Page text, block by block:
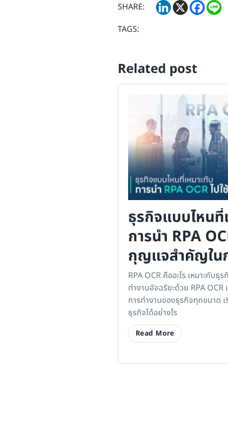
SHARE:
TAGS:
Related post
ธุรกิจแบบไหนที่
การนำ RPA
กุญแจสำคัญใน
ธุรกิจของคุณ
RPA OCR คืออะไร เหมาะกับธุ
ทำงานอัจฉริยะด้วย RPA
การทำงานของธุรกิจทุกขนาด เ
ธุรกิจได้อย่างไร
Read More